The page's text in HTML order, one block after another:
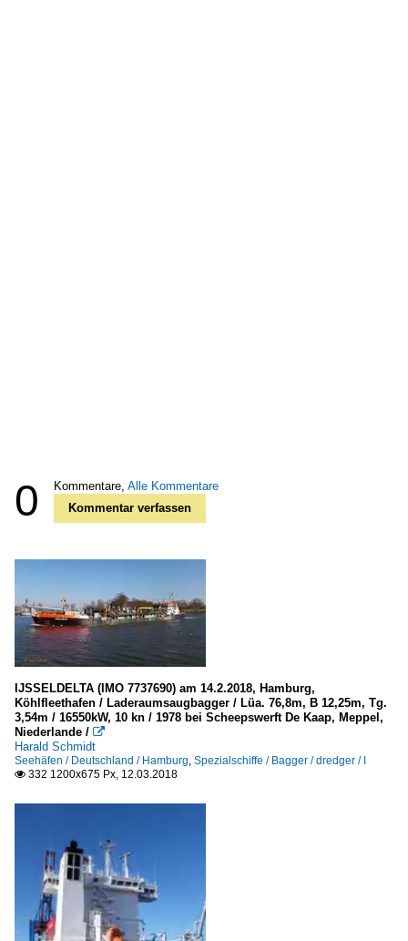
0 Kommentare, Alle Kommentare
Kommentar verfassen
IJSSELDELTA (IMO 7737690) am 14.2.2018, Hamburg,
Köhlfleethafen / Laderaumsaugbagger / Lüa. 76,8m, B 12,25m, Tg.
3,54m / 16550kW, 10 kn / 1978 bei Scheepswerft De Kaap, Meppel,
Niederlande / 
Harald Schmidt
Seehäfen / Deutschland / Hamburg, Spezialschiffe / Bagger / dredger / I
 332 1200x675 Px, 12.03.2018